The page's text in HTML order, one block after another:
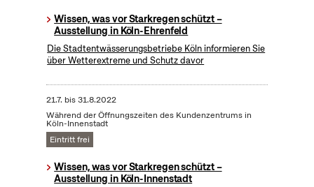
Wissen, was vor Starkregen schützt –
Ausstellung in Köln-Ehrenfeld
Die Stadtentwässerungsbetriebe Köln informieren Sie
über Wetterextreme und Schutz davor
21.7. bis31.8.2022
Während der Öffnungszeiten des Kundenzentrums in
Köln-Innenstadt
Eintritt frei
Wissen, was vor Starkregen schützt –
Ausstellung in Köln-Innenstadt